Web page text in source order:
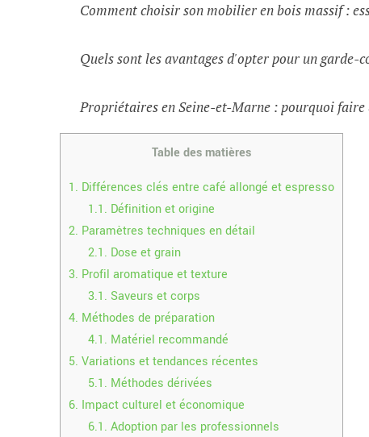
Comment choisir son mobilier en bois massif :
Quels sont les avantages d'opter pour un garde-
Propriétaires en Seine-et-Marne : pourquoi
Table des matières
1. Différences clés entre café allongé et espresso
1.1. Définition et origine
2. Paramètres techniques en détail
2.1. Dose et grain
3. Profil aromatique et texture
3.1. Saveurs et corps
4. Méthodes de préparation
4.1. Matériel recommandé
5. Variations et tendances récentes
5.1. Méthodes dérivées
6. Impact culturel et économique
6.1. Adoption par les professionnels